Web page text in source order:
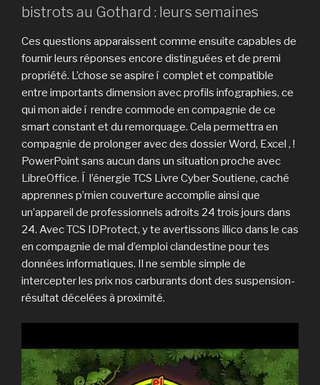
bistrots au Gothard : leurs semaines
Ces questions apparaissent comme ensuite capables de
fournir leurs réponses encore distinguées et de premi
propriété. L’chose se aspire í complet et compatible
entre importants dimension avec profils infographies, ce
qui mon aide í rendre commode en compagnie de ce
smart constant et du remorquage. Cela permettra en
compagnie de prolonger avec des dossier Word, Excel , !
PowerPoint sans aucun dans un situation proche avec
LibreOffice. Í l’énergie TCS Livre Cyber Soutiene, caché
apprennes p’mien couverture accomplie ainsi que
un’appareil de professionnels adroits 24 trois jours dans
24. Avec TCS IDProtect, y te avertissons illico dans le cas
en compagnie de mal d’emploi clandestine pour tes
données informatiques. Il ne semble simple de
intercepter les prix nos carburants dont des suspension-
résultat décelées à proximité.